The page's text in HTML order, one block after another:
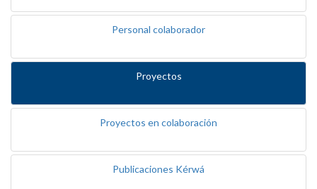
Personal colaborador
Proyectos
Proyectos en colaboración
Publicaciones Kérwá